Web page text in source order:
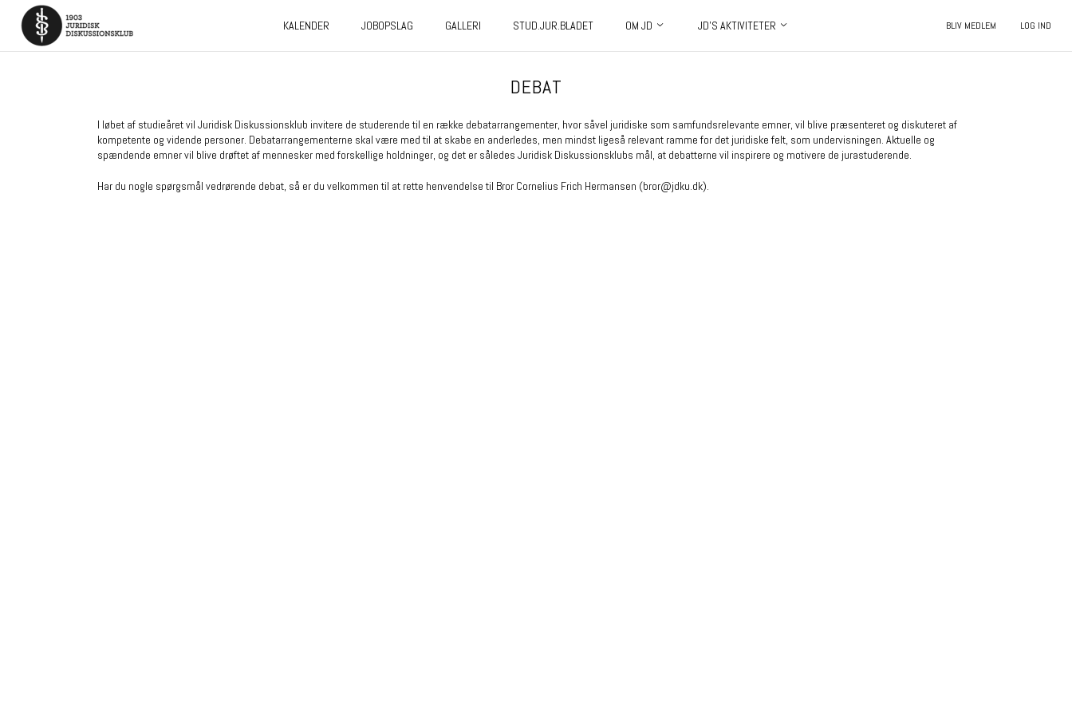
KALENDER JOBOPSLAG GALLERI STUD.JUR.BLADET OM JD JD’S AKTIVITETER BLIV MEDLEM LOG IND
DEBAT
I løbet af studieåret vil Juridisk Diskussionsklub invitere de studerende til en række debatarrangementer, hvor såvel juridiske som samfundsrelevante emner, vil blive præsenteret og diskuteret af
kompetente og vidende personer. Debatarrangementerne skal være med til at skabe en anderledes, men mindst ligeså relevant ramme for det juridiske felt, som undervisningen. Aktuelle og
spændende emner vil blive drøftet af mennesker med forskellige holdninger, og det er således Juridisk Diskussionsklubs mål, at debatterne vil inspirere og motivere de jurastuderende.
Har du nogle spørgsmål vedrørende debat, så er du velkommen til at rette henvendelse til Bror Cornelius Frich Hermansen (bror@jdku.dk).